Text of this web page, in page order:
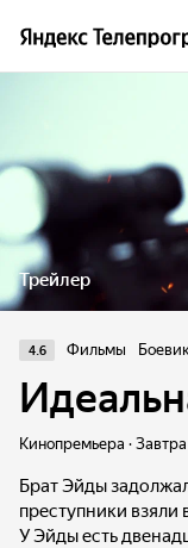
Трейлер
4.6 Фильмы
Кинопремьера ·
Брат Эйды
преступники взяли
У Эйды есть